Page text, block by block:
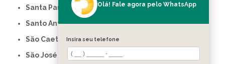
Santa Paula
Santo Antônio
São Caetano do Sul
São José
Olá! Fale agora pelo WhatsApp
Insira seu telefone